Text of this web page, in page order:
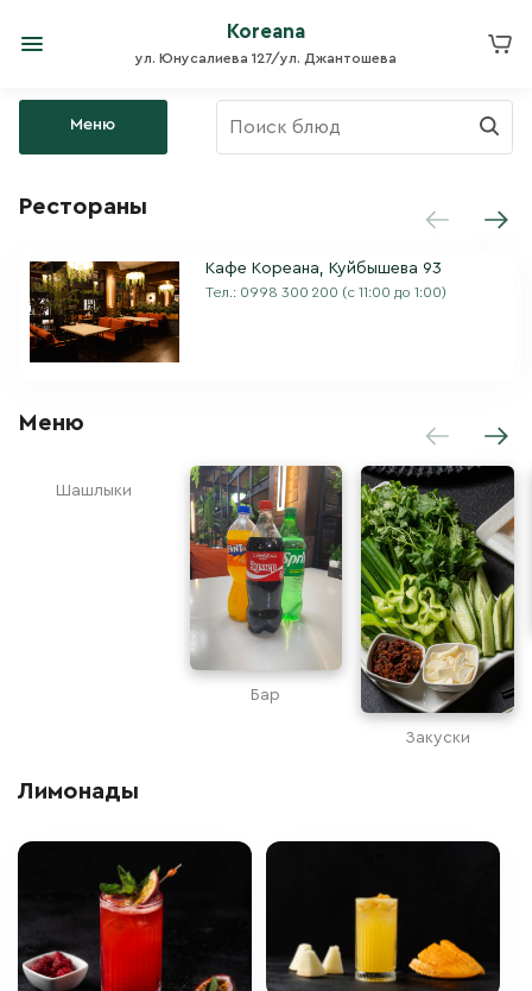
Koreana
ул. Юнусалиева 127/ул. Джантошева
Меню
Рестораны
Кафе Кореана, Куйбышева 93
Тел.: 0998 300 200 (с 11:00 до 1:00)
Меню
Шашлыки
Бар
Закуски
Лимонады